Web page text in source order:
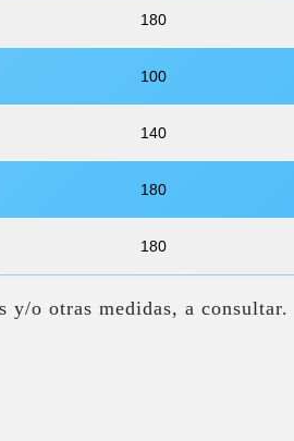
180
100
140
180
180
y/o otras medidas, a consultar.